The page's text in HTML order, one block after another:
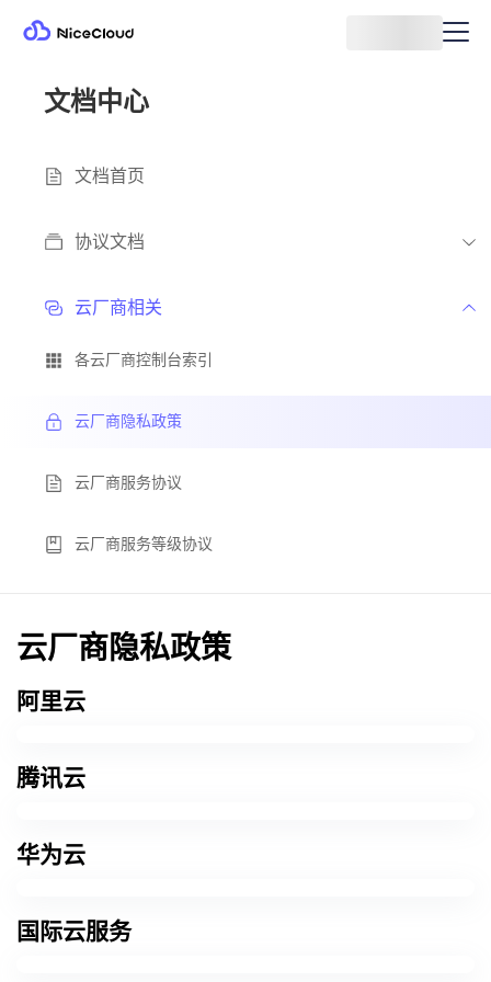
文档中心
文档首页
协议文档
云厂商相关
各云厂商控制台索引
云厂商隐私政策
云厂商服务协议
云厂商服务等级协议
云厂商隐私政策
阿里云
腾讯云
华为云
国际云服务